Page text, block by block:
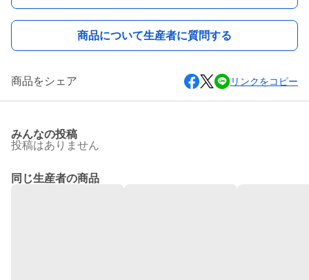
商品について生産者に質問する
商品をシェア リンクをコピー
みんなの投稿
投稿はありません
同じ生産者の商品